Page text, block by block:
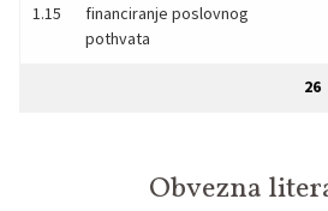
1.15
financiranje poslovnog
pothvata
26
Obvezna